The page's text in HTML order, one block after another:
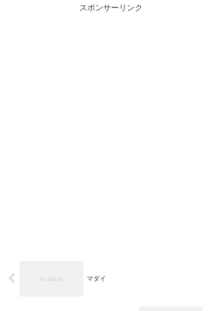
スポンサーリンク
マダイ